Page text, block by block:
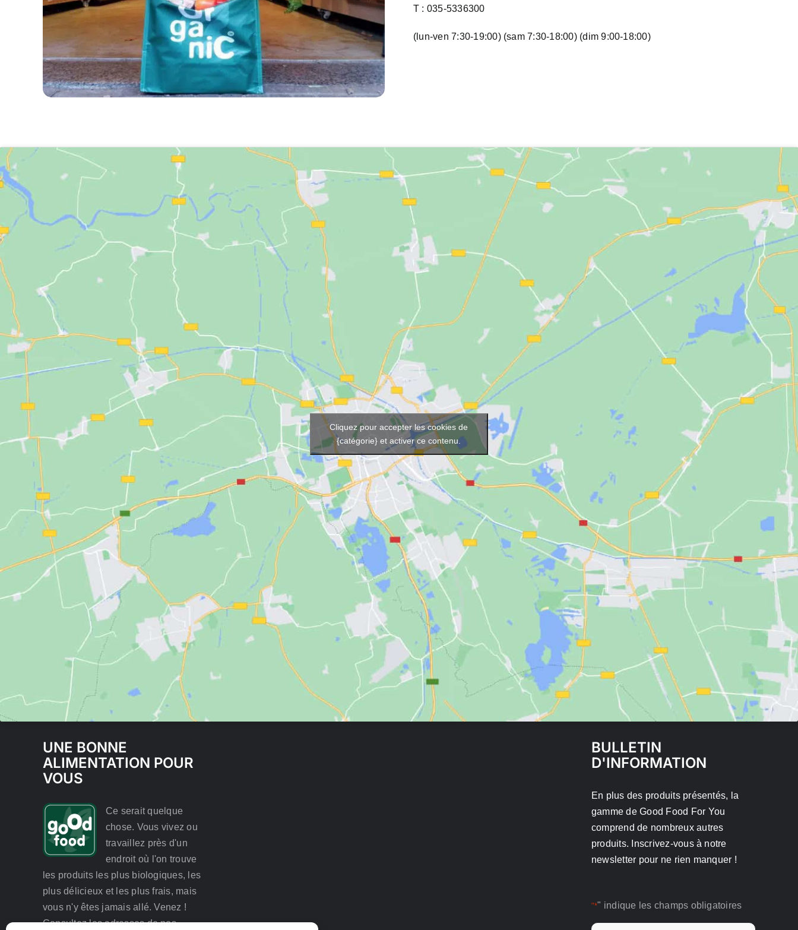
T : 035-5336300
(lun-ven 7:30-19:00) (sam 7:30-18:00) (dim 9:00-18:00)
Cliquez pour accepter les cookies de
{catégorie} et activer ce contenu.
UNE BONNE
ALIMENTATION POUR
VOUS
Ce serait quelque
chose. Vous vivez ou
travaillez près d'un
endroit où l'on trouve
les produits les plus biologiques, les
plus délicieux et les plus frais, mais
vous n'y êtes jamais allé. Venez !
Consultez les adresses de nos
BULLETIN
D'INFORMATION
En plus des produits présentés, la
gamme de Good Food For You
comprend de nombreux autres
produits. Inscrivez-vous à notre
newsletter pour ne rien manquer !
"*" indique les champs obligatoires